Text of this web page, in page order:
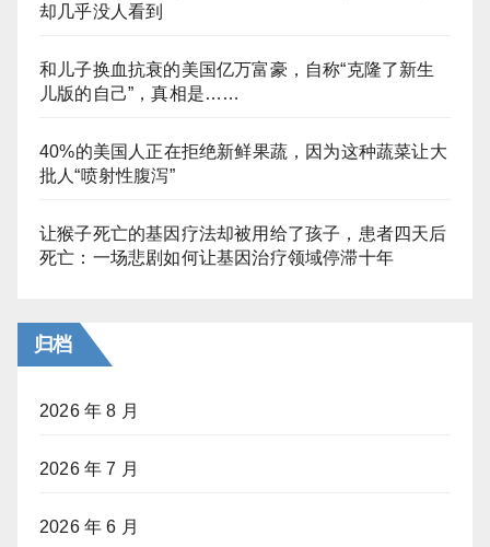
却几乎没人看到
和儿子换血抗衰的美国亿万富豪，自称“克隆了新生
儿版的自己”，真相是……
40%的美国人正在拒绝新鲜果蔬，因为这种蔬菜让大
批人“喷射性腹泻”
让猴子死亡的基因疗法却被用给了孩子，患者四天后
死亡：一场悲剧如何让基因治疗领域停滞十年
归档
2026 年 8 月
2026 年 7 月
2026 年 6 月